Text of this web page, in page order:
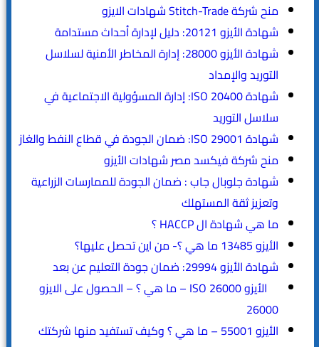
منح شركة Stitch-Trade شهادات الايزو
شهادة الأيزو 20121: دليل لإدارة أحداث مستدامة
شهادة الأيزو 28000: إدارة المخاطر الأمنية لسلاسل
التوريد والإمداد
شهادة ISO 20400: إدارة المسؤولية الاجتماعية في
سلاسل التوريد
شهادة ISO 29001: ضمان الجودة في قطاع النفط والغاز
منح شركة فيكسد مصر شهادات الأيزو
شهادة جلوبال جاب : ضمان الجودة للممارسات الزراعية
وتعزيز ثقة المستهلك
ما هي شهادة ال HACCP ؟
الأيزو 13485 ما هي ؟- من اين تحصل عليها؟
شهادة الأيزو 29994: ضمان جودة التعليم عن بعد
الأيزو ISO 26000 – ما هي ؟ – الحصول على الايزو
26000
الأيزو 55001 – ما هي ؟ وكيف تستفيد منها شركتك